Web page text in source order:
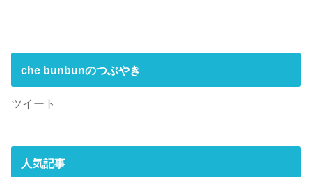
che bunbunのつぶやき
ツイート
人気記事